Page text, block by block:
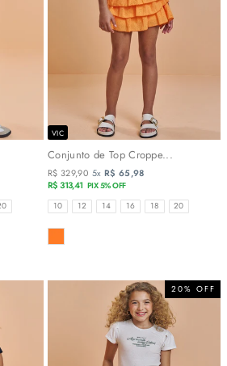
VIC
Conjunto de Top Croppe...
R$ 329,90 5x R$ 65,98
R$ 313,41 PIX 5% OFF
TAMANHOS
10 12 14 16 18 20
COR
20% OFF